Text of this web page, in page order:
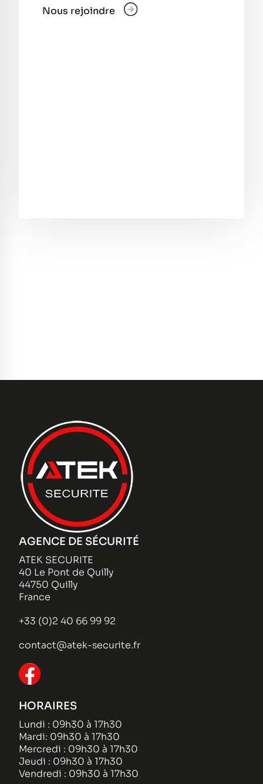
Nous rejoindre
AGENCE DE SÉCURITÉ
ATEK SECURITE
40 Le Pont de Quilly
44750 Quilly
France
+33 (0)2 40 66 99 92
contact@atek-securite.fr
HORAIRES
Lundi : 09h30 à 17h30
Mardi: 09h30 à 17h30
Mercredi : 09h30 à 17h30
Jeudi : 09h30 à 17h30
Vendredi : 09h30 à 17h30